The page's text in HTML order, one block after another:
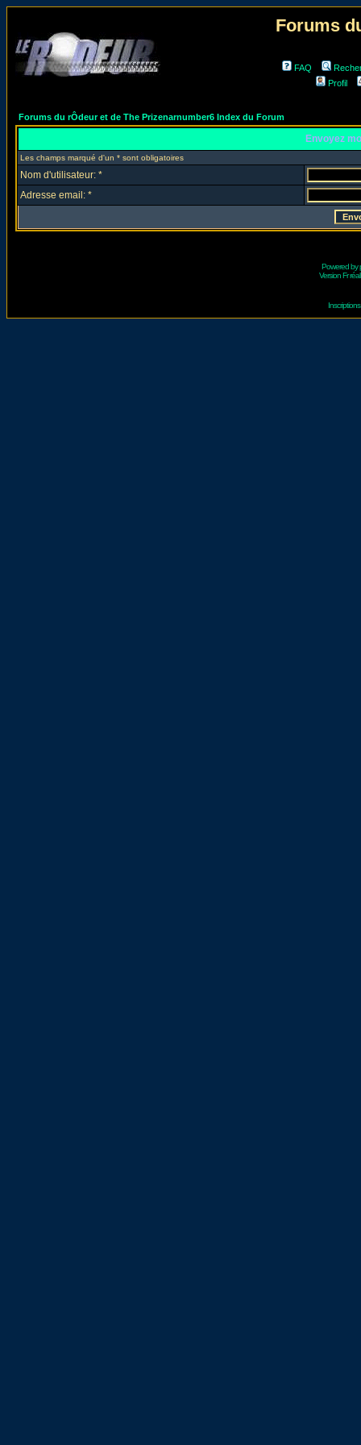
Forums
FAQ
Profil
Forums du rÔdeur et de The Prizenarnumber6 Index du Forum
Envoyez
Les champs marqué d'un * sont obligatoires
Nom d'utilisateur: *
Adresse email: *
Powered by
Version Fr